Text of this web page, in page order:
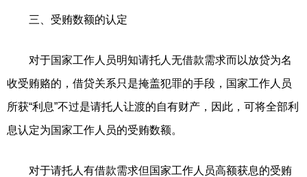
三、受贿数额的认定
对于国家工作人员明知请托人无借款需求而以放贷为名
收受贿赂的，借贷关系只是掩盖犯罪的手段，国家工作人员
所获“利息”不过是请托人让渡的自有财产，因此，可将全部利
息认定为国家工作人员的受贿数额。
对于请托人有借款需求但国家工作人员高额获息的受贿